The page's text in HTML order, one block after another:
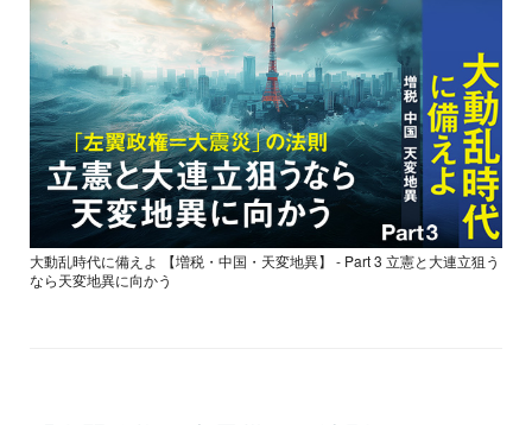
大動乱時代に備えよ 【増税・中国・天変地異】 - Part 3 立憲と大連立狙う
なら天変地異に向かう